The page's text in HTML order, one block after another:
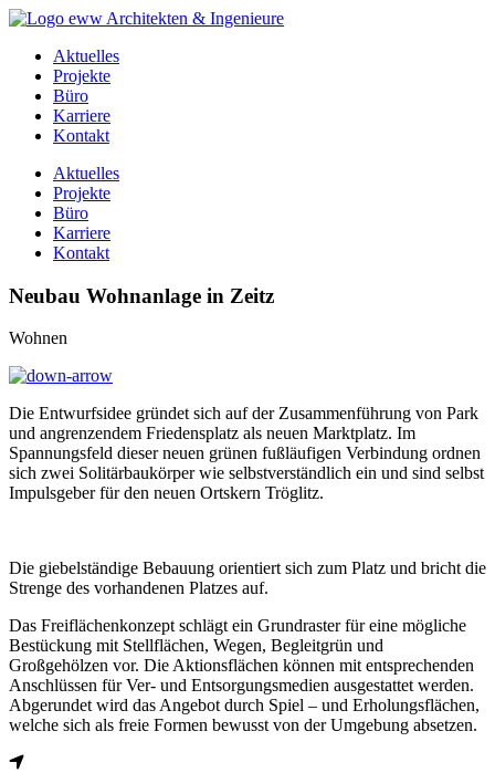
Aktuelles
Projekte
Büro
Karriere
Kontakt
Aktuelles
Projekte
Büro
Karriere
Kontakt
Neubau Wohnanlage in Zeitz
Wohnen
Die Entwurfsidee gründet sich auf der Zusammenführung von Park
und angrenzendem Friedensplatz als neuen Marktplatz. Im
Spannungsfeld dieser neuen grünen fußläufigen Verbindung ordnen
sich zwei Solitärbaukörper wie selbstverständlich ein und sind selbst
Impulsgeber für den neuen Ortskern Tröglitz.
Die giebelständige Bebauung orientiert sich zum Platz und bricht die
Strenge des vorhandenen Platzes auf.
Das Freiflächenkonzept schlägt ein Grundraster für eine mögliche
Bestückung mit Stellflächen, Wegen, Begleitgrün und
Großgehölzen vor. Die Aktionsflächen können mit entsprechenden
Anschlüssen für Ver- und Entsorgungsmedien ausgestattet werden.
Abgerundet wird das Angebot durch Spiel – und Erholungsflächen,
welche sich als freie Formen bewusst von der Umgebung absetzen.